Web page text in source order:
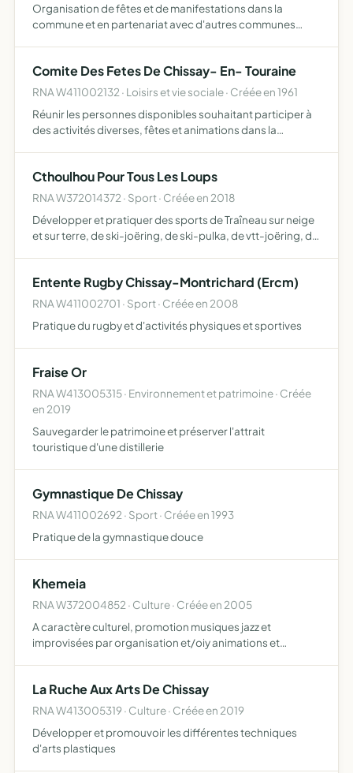
Organisation de fêtes et de manifestations dans la
commune et en partenariat avec d'autres communes
Comite Des Fetes De Chissay- En- Touraine
RNA W411002132 · Loisirs et vie sociale · Créée en 1961
Réunir les personnes disponibles souhaitant participer à
des activités diverses, fêtes et animations dans la
Cthoulhou Pour Tous Les Loups
RNA W372014372 · Sport · Créée en 2018
Développer et pratiquer des sports de Traîneau sur neige
et sur terre, de ski-joëring, de ski-pulka, de vtt-joëring, de
Entente Rugby Chissay-Montrichard (Ercm)
RNA W411002701 · Sport · Créée en 2008
Pratique du rugby et d'activités physiques et sportives
Fraise Or
RNA W413005315 · Environnement et patrimoine · Créée
en 2019
Sauvegarder le patrimoine et préserver l'attrait
touristique d'une distillerie
Gymnastique De Chissay
RNA W411002692 · Sport · Créée en 1993
Pratique de la gymnastique douce
Khemeia
RNA W372004852 · Culture · Créée en 2005
A caractère culturel, promotion musiques jazz et
improvisées par organisation et/oiy animations et
La Ruche Aux Arts De Chissay
RNA W413005319 · Culture · Créée en 2019
Développer et promouvoir les différentes techniques
d'arts plastiques